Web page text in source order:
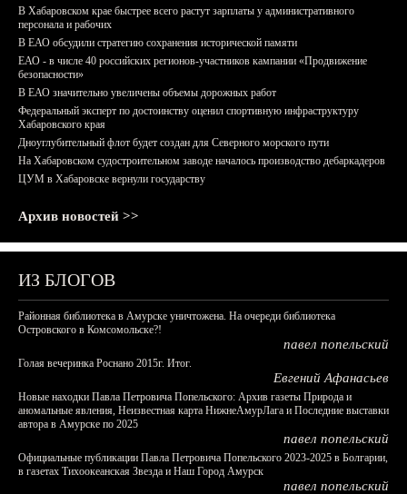
В Хабаровском крае быстрее всего растут зарплаты у административного
персонала и рабочих
В ЕАО обсудили стратегию сохранения исторической памяти
ЕАО - в числе 40 российских регионов-участников кампании «Продвижение
безопасности»
В ЕАО значительно увеличены объемы дорожных работ
Федеральный эксперт по достоинству оценил спортивную инфраструктуру
Хабаровского края
Дноуглубительный флот будет создан для Северного морского пути
На Хабаровском судостроительном заводе началось производство дебаркадеров
ЦУМ в Хабаровске вернули государству
Архив новостей >>
ИЗ БЛОГОВ
Районная библиотека в Амурске уничтожена. На очереди библиотека
Островского в Комсомольске?!
павел попельский
Голая вечеринка Роснано 2015г. Итог.
Евгений Афанасьев
Новые находки Павла Петровича Попельского: Архив газеты Природа и
аномальные явления, Неизвестная карта НижнеАмурЛага и Последние выставки
автора в Амурске по 2025
павел попельский
Официальные публикации Павла Петровича Попельского 2023-2025 в Болгарии,
в газетах Тихоокеанская Звезда и Наш Город Амурск
павел попельский